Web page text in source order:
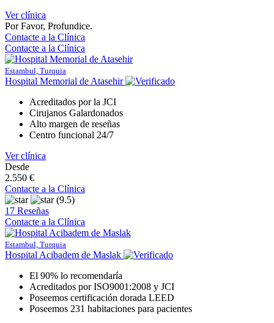
Ver clínica
Por Favor, Profundice.
Contacte a la Clínica
Contacte a la Clínica
Estambul, Turquia
Hospital Memorial de Atasehir
Acreditados por la JCI
Cirujanos Galardonados
Alto margen de reseñas
Centro funcional 24/7
Ver clínica
Desde
2.550 €
Contacte a la Clínica
(9.5)
17 Reseñas
Contacte a la Clínica
Estambul, Turquia
Hospital Acibadem de Maslak
El 90% lo recomendaría
Acreditados por ISO9001:2008 y JCI
Poseemos certificación dorada LEED
Poseemos 231 habitaciones para pacientes